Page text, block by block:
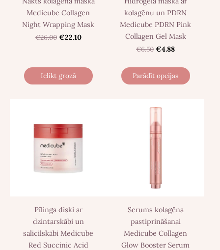
Medicube Collagen
Night Wrapping Mask
€26.00 €22.10
Ielikt grozā
kolagēnu un PDRN
Medicube PDRN Pink
Collagen Gel Mask
€6.50 €4.88
Parādīt opcijas
Pīlinga diski ar
dzintarskābi un
salicilskābi Medicube
Red Succinic Acid
Serums kolagēna
pastiprināšanai
Medicube Collagen
Glow Booster Serum